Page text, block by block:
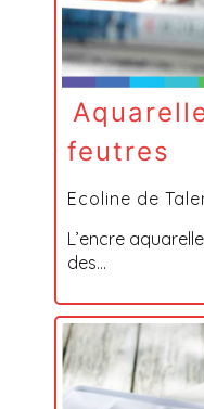
feutres
Ecoline de
L’encre
des...